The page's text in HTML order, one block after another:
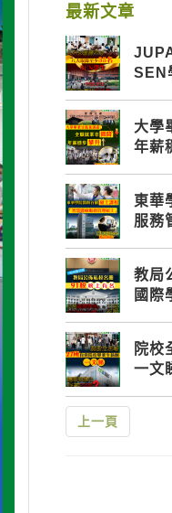
最新文章
SEN
大學
年薪
東華
服務
教局
國際
院校
一文
上一頁